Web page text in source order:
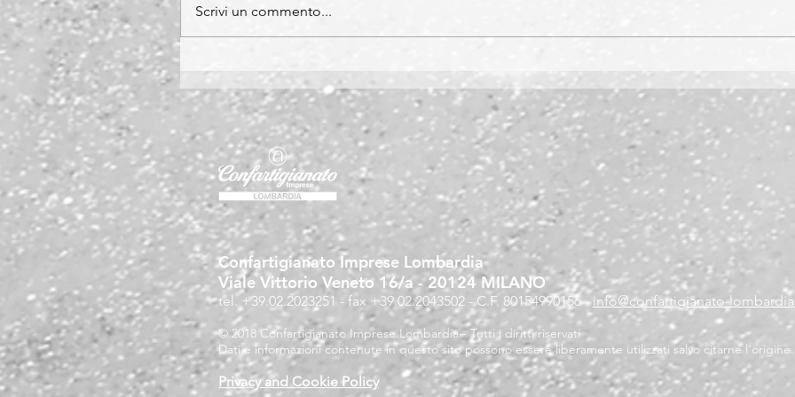
Scrivi un commento...
Confartigianato Imprese Lombardia
Viale Vittorio Veneto 16/a- 20124 MILANO
tel. +39.02.2023251 - fax +39.02.2043502 - C.F. 80154990156 - info@confartigianato-
© 2018 Confartigianato Imprese Lombardia - Tutti i diritti riservati
Dati e informazioni contenute in questo sito possono essere liberamente utilizzati salvo citarne
Privacy and Cookie Policy